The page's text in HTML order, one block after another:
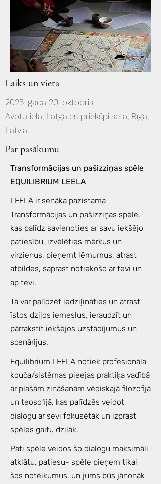
Laiks un vieta
2025. gada 20. oktobris
Avotu iela, Latgales priekšpilsēta, Rīga,
Latvia
Par pasākumu
Transformācijas un pašizziņas spēle
EQUILIBRIUM LEELA
LEELA ir senāka pazīstama
Transformācijas un pašizziņas spēle,
kas palīdz savienoties ar savu iekšējo
patiesību, izvēlēties mērķus un
virzienus, pieņemt lēmumus, atrast
atbildes, saprast notiekošo ar tevi un
ap tevi.
Tā var palīdzēt iedziļināties un atrast
īstos dziļos iemeslus, ieraudzīt un
pārrakstīt iekšējos uzstādījumus un
scenārijus.
Equilibrium LEELA notiek profesionāla
kouča/sistēmas pieejas praktiķa vadībā
ar plašām zināšanām vēdiskajā filozofijā
un teosofijā, kas palīdzēs veidot
dialogu ar sevi fokusētāk un izprast
spēles gaitu dziļāk.
Pati spēle veidos šo dialogu maksimāli
atklātu, patiesu- spēle pieņem tikai
šos noteikumus, un jums būs jānonāk